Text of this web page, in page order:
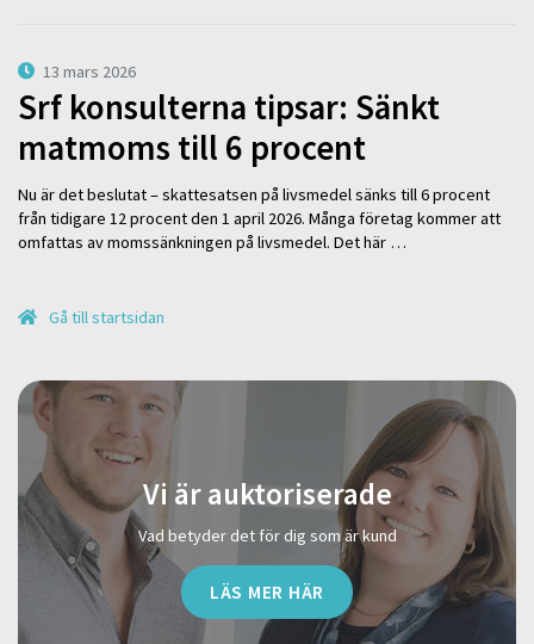
13 mars 2026
Srf konsulterna tipsar: Sänkt
matmoms till 6 procent
Nu är det beslutat – skattesatsen på livsmedel sänks till 6 procent
från tidigare 12 procent den 1 april 2026. Många företag kommer att
omfattas av momssänkningen på livsmedel. Det här …
Gå till startsidan
Vi är auktoriserade
Vad betyder det för dig som är kund
LÄS MER HÄR